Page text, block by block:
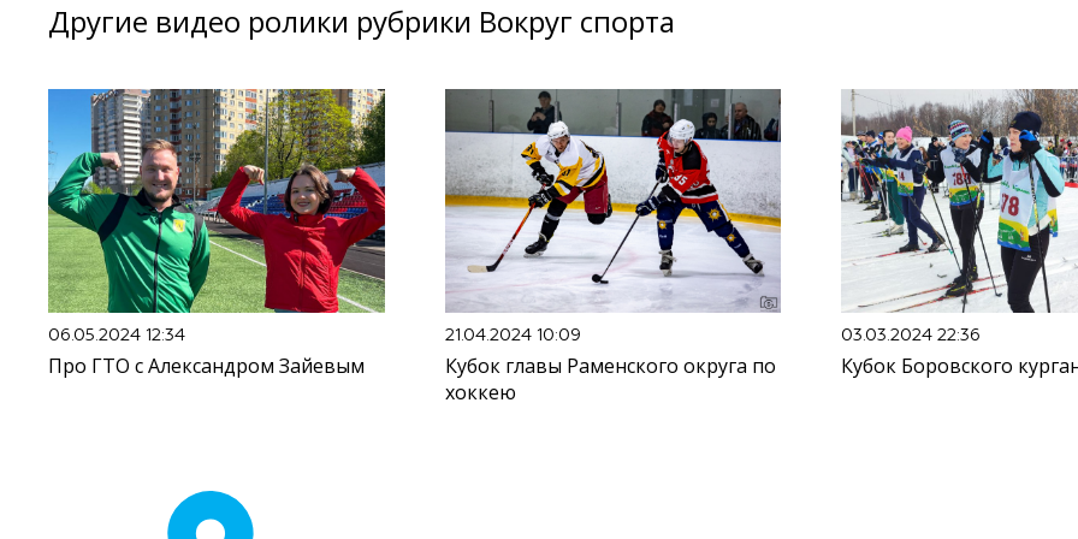
Другие видео ролики рубрики Вокруг спорта
06.05.2024 12:34
Про ГТО с Александром Зайевым
21.04.2024 10:09
Кубок главы Раменского округа по
хоккею
03.03.2024 22:36
Кубок Боровского